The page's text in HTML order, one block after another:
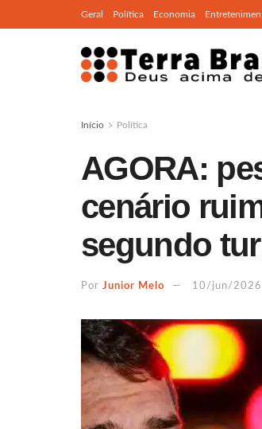
Geral Política Economia
Início Política
AGORA:
cenário
segundo
Por Junior Melo 10/jun/2026